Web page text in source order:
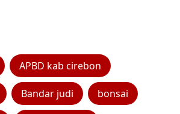
APBD kab cirebon
Bandar judi bonsai